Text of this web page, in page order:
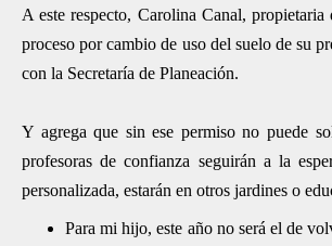
A este respecto, Carolina Canal,
proceso por cambio de uso del suelo de su
con la Secretaría de Planeación.
Y agrega que sin ese permiso no puede
profesoras de confianza seguirán a la
personalizada, estarán en otros jardines o
Para mi hijo, este año no será el de